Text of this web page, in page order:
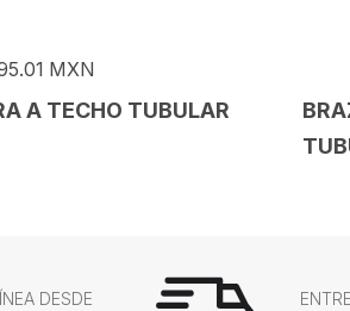
MXN
A TECHO TUBULAR
DESDE